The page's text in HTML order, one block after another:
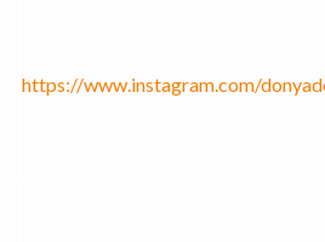
https://www.instagram.com/